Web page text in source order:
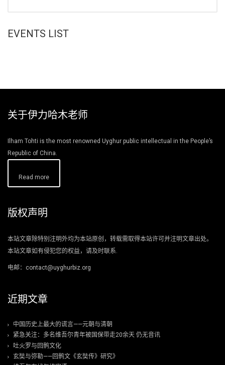
EVENTS LIST
关于伊力哈木老师
Ilham Tohti is the most renowned Uyghur public intellectual in the People’s
Republic of China.
Read more
版权声明
本站文章除特别注明外均为本站原创，转载需取得本站许可并注明文章出处。
本站文章如有侵犯您的权益，请及时联系.
电邮：contact@uyghurbiz.org
近期文章
中国历史上最大的谎言——元朝与清朝
紧急关注：多名维吾尔青年被国保带走20余天 仍无音讯
吐火罗与回鹘文化
玄奘与弥勒——回鹘文《玄奘传》研究》